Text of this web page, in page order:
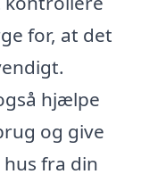
for, at det
hjælpe
og give
fra din